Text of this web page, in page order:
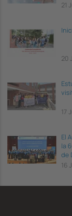
21
20
17
El
la
de
16